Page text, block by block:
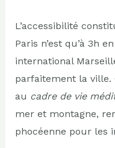
L’accessibilité
Paris n’est qu’à 3h
international
parfaitement la ville.
au cadre de vie
mer et montagne,
phocéenne pour les